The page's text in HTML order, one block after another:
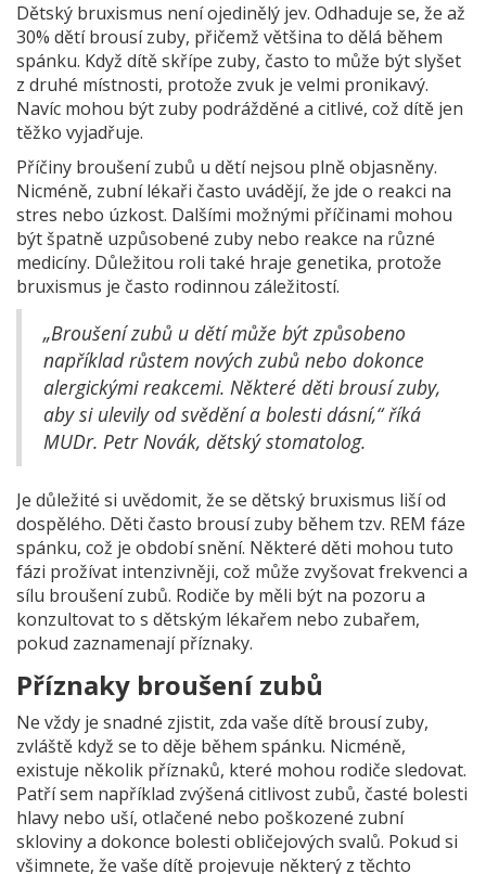
Dětský bruxismus není ojedinělý jev. Odhaduje se, že až
30% dětí brousí zuby, přičemž většina to dělá během
spánku. Když dítě skřípe zuby, často to může být slyšet
z druhé místnosti, protože zvuk je velmi pronikavý.
Navíc mohou být zuby podrážděné a citlivé, což dítě jen
těžko vyjadřuje.
Příčiny broušení zubů u dětí nejsou plně objasněny.
Nicméně, zubní lékaři často uvádějí, že jde o reakci na
stres nebo úzkost. Dalšími možnými příčinami mohou
být špatně uzpůsobené zuby nebo reakce na různé
medicíny. Důležitou roli také hraje genetika, protože
bruxismus je často rodinnou záležitostí.
„Broušení zubů u dětí může být způsobeno
například růstem nových zubů nebo dokonce
alergickými reakcemi. Některé děti brousí zuby,
aby si ulevily od svědění a bolesti dásní,“ říká
MUDr. Petr Novák, dětský stomatolog.
Je důležité si uvědomit, že se dětský bruxismus liší od
dospělého. Děti často brousí zuby během tzv. REM fáze
spánku, což je období snění. Některé děti mohou tuto
fázi prožívat intenzivněji, což může zvyšovat frekvenci a
sílu broušení zubů. Rodiče by měli být na pozoru a
konzultovat to s dětským lékařem nebo zubařem,
pokud zaznamenají příznaky.
Příznaky broušení zubů
Ne vždy je snadné zjistit, zda vaše dítě brousí zuby,
zvláště když se to děje během spánku. Nicméně,
existuje několik příznaků, které mohou rodiče sledovat.
Patří sem například zvýšená citlivost zubů, časté bolesti
hlavy nebo uší, otlačené nebo poškozené zubní
skloviny a dokonce bolesti obličejových svalů. Pokud si
všimnete, že vaše dítě projevuje některý z těchto